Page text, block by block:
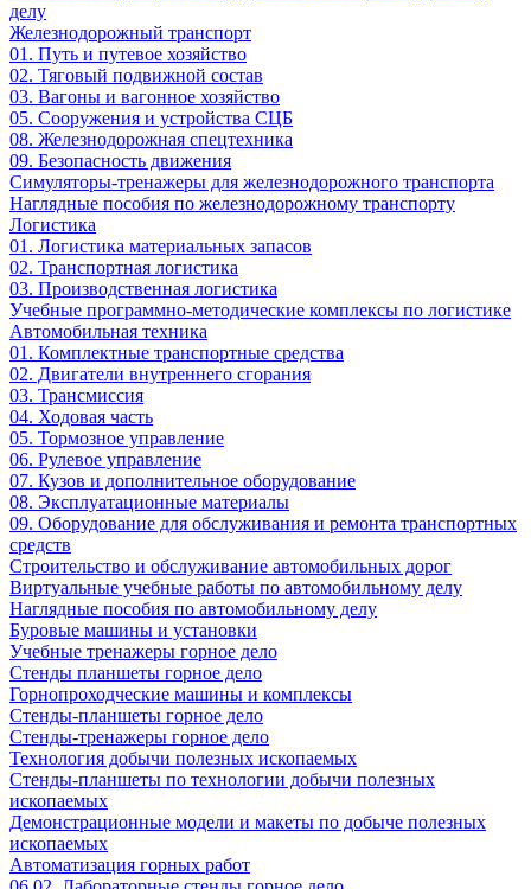
делу
Железнодорожный транспорт
01. Путь и путевое хозяйство
02. Тяговый подвижной состав
03. Вагоны и вагонное хозяйство
05. Сооружения и устройства СЦБ
08. Железнодорожная спецтехника
09. Безопасность движения
Симуляторы-тренажеры для железнодорожного транспорта
Наглядные пособия по железнодорожному транспорту
Логистика
01. Логистика материальных запасов
02. Транспортная логистика
03. Производственная логистика
Учебные программно-методические комплексы по логистике
Автомобильная техника
01. Комплектные транспортные средства
02. Двигатели внутреннего сгорания
03. Трансмиссия
04. Ходовая часть
05. Тормозное управление
06. Рулевое управление
07. Кузов и дополнительное оборудование
08. Эксплуатационные материалы
09. Оборудование для обслуживания и ремонта транспортных
средств
Строительство и обслуживание автомобильных дорог
Виртуальные учебные работы по автомобильному делу
Наглядные пособия по автомобильному делу
Буровые машины и установки
Учебные тренажеры горное дело
Стенды планшеты горное дело
Горнопроходческие машины и комплексы
Стенды-планшеты горное дело
Стенды-тренажеры горное дело
Технология добычи полезных ископаемых
Стенды-планшеты по технологии добычи полезных
ископаемых
Демонстрационные модели и макеты по добыче полезных
ископаемых
Автоматизация горных работ